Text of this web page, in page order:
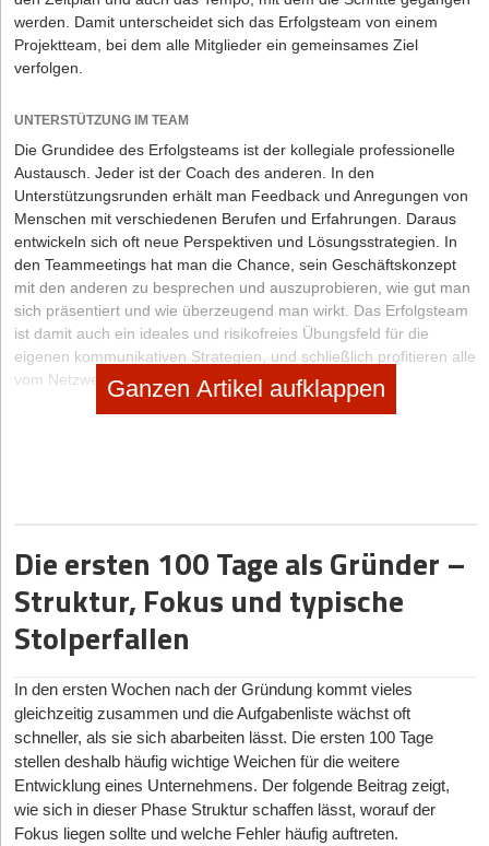
werden. Damit unterscheidet sich das Erfolgsteam von einem
Projektteam, bei dem alle Mitglieder ein gemeinsames Ziel
verfolgen.
UNTERSTÜTZUNG IM TEAM
Die Grundidee des Erfolgsteams ist der kollegiale professionelle
Austausch. Jeder ist der Coach des anderen. In den
Unterstützungsrunden erhält man Feedback und Anregungen von
Menschen mit verschiedenen Berufen und Erfahrungen. Daraus
entwickeln sich oft neue Perspektiven und Lösungsstrategien. In
den Teammeetings hat man die Chance, sein Geschäftskonzept
mit den anderen zu besprechen und auszuprobieren, wie gut man
sich präsentiert und wie überzeugend man wirkt. Das Erfolgsteam
ist damit auch ein ideales und risikofreies Übungsfeld für die
eigenen kommunikativen Strategien, und schließlich profitieren alle
vom Netzwerk der Mitglieder.
Erfolgsteams arbeiten zumeist für einen Zeitraum von sechs
wie lange sie das Team fortsetzen wollen. Die Erfahrung zeigt
aber, so Ulrike Bergmann, dass sechs Monate bereits genügen,
um mit den eigenen Berufszielen ein gutes Stück weit nach vorne
zu kommen.
DIE SYMPATHIE ENTSCHEIDET
Ein Erfolgsteam hat idealerweise vier bis sechs Mitglieder und es
entsteht ausschließlich durch die Wahl der Teilnehmerinnen und
Teilnehmer. Wer ein Erfolgsteam gründen möchte, sucht weitere
Mitglieder aus seinem Bekanntenkreis, über Verbände und
Vereinigungen oder auch über Annoncen. Wenn man überwiegend
mit Freunden oder Bekannten zusammenarbeitet, besteht die
Ganzen Artikel aufklappen
Die ersten 100 Tage als Gründer –
Struktur, Fokus und typische
Stolperfallen
In den ersten Wochen nach der Gründung kommt vieles
gleichzeitig zusammen und die Aufgabenliste wächst oft
schneller, als sie sich abarbeiten lässt. Die ersten 100 Tage
stellen deshalb häufig wichtige Weichen für die weitere
Entwicklung eines Unternehmens. Der folgende Beitrag zeigt,
wie sich in dieser Phase Struktur schaffen lässt, worauf der
Fokus liegen sollte und welche Fehler häufig auftreten.